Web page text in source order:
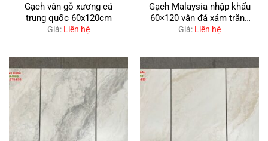
Gạch vân gỗ xương cá
trung quốc 60x120cm
Giá: Liên hệ
Gạch Malaysia nhập khẩu
60×120 vân đá xám trắng
mờ mịn
Giá: Liên hệ